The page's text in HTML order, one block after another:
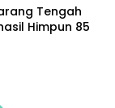
Tengah
Himpun 85